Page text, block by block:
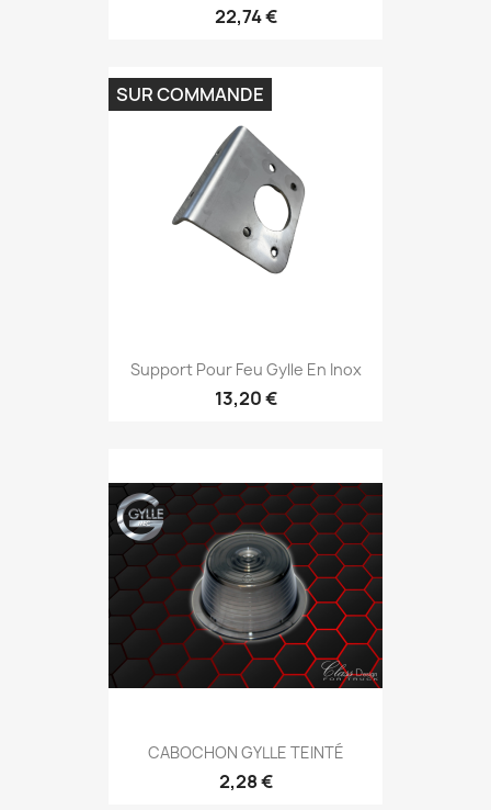
22,74 €
Support Pour Feu Gylle En Inox
13,20 €
SUR COMMANDE
CABOCHON GYLLE TEINTÉ
2,28 €